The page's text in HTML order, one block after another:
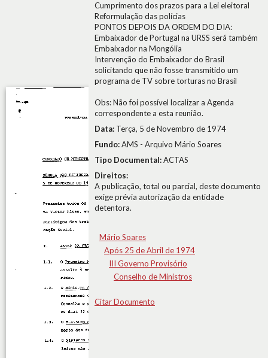
Cumprimento dos prazos para a Lei eleitoral
Reformulação das polícias
PONTOS DEPOIS DA ORDEM DO DIA:
Embaixador de Portugal na URSS será também
Embaixador na Mongólia
Intervenção do Embaixador do Brasil
solicitando que não fosse transmitido um
programa de TV sobre torturas no Brasil
Obs: Não foi possível localizar a Agenda
correspondente a esta reunião.
Data: Terça, 5 de Novembro de 1974
Fundo:AMS - Arquivo Mário Soares
Tipo Documental:ACTAS
Direitos:
A publicação, total ou parcial, deste documento
exige prévia autorização da entidade
detentora.
Mário Soares
Após 25 de Abril de 1974
III Governo Provisório
Conselho de Ministros
Citar Documento